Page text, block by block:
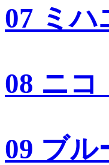
07 ミ
08 ニコ
09 ブル